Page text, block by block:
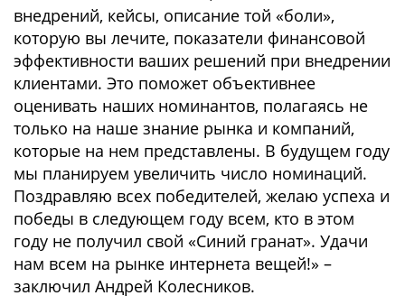
внедрений, кейсы, описание той «боли»,
которую вы лечите, показатели финансовой
эффективности ваших решений при внедрении
клиентами. Это поможет объективнее
оценивать наших номинантов, полагаясь не
только на наше знание рынка и компаний,
которые на нем представлены. В будущем году
мы планируем увеличить число номинаций.
Поздравляю всех победителей, желаю успеха и
победы в следующем году всем, кто в этом
году не получил свой «Синий гранат». Удачи
нам всем на рынке интернета вещей!» –
заключил Андрей Колесников.